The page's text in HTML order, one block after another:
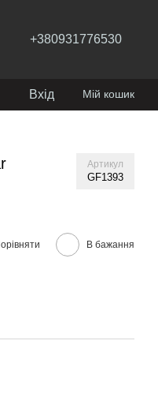
+380931776530
Вхід Мій кошик
Артикул
GF1393
В бажання